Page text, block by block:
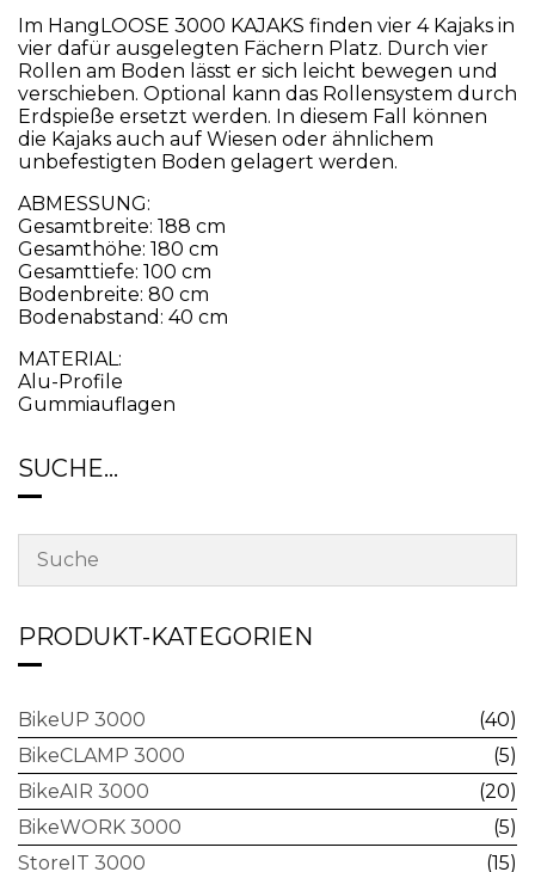
Im HangLOOSE 3000 KAJAKS finden vier 4 Kajaks in
vier dafür ausgelegten Fächern Platz. Durch vier
Rollen am Boden lässt er sich leicht bewegen und
verschieben. Optional kann das Rollensystem durch
Erdspieße ersetzt werden. In diesem Fall können
die Kajaks auch auf Wiesen oder ähnlichem
unbefestigten Boden gelagert werden.
ABMESSUNG:
Gesamtbreite: 188 cm
Gesamthöhe: 180 cm
Gesamttiefe: 100 cm
Bodenbreite: 80 cm
Bodenabstand: 40 cm
MATERIAL:
Alu-Profile
Gummiauflagen
SUCHE…
PRODUKT-KATEGORIEN
BikeUP 3000
(40)
BikeCLAMP 3000
(5)
BikeAIR 3000
(20)
BikeWORK 3000
(5)
StoreIT 3000
(15)